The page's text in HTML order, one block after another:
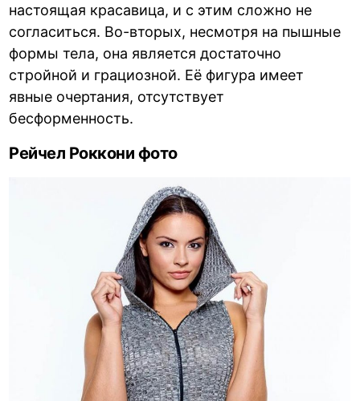
настоящая красавица, и с этим сложно не
согласиться. Во-вторых, несмотря на пышные
формы тела, она является достаточно
стройной и грациозной. Её фигура имеет
явные очертания, отсутствует
бесформенность.
Рейчел Роккони фото